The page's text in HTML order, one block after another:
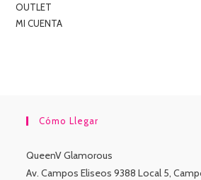
OUTLET
MI CUENTA
Cómo Llegar
QueenV Glamorous
Av. Campos Eliseos 9388 Local 5,